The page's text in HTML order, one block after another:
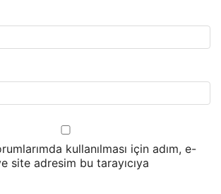
kullanılması için adım, e-
site adresim bu tarayıcıya